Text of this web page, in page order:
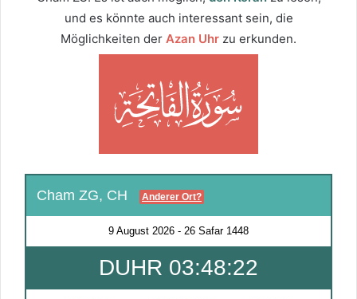
und es könnte auch interessant sein, die
Möglichkeiten der Azan Uhr zu erkunden.
Cham ZG, CH Anderer Ort?
9 August 2026 - 26 Safar 1448
DUHR 03:48:22